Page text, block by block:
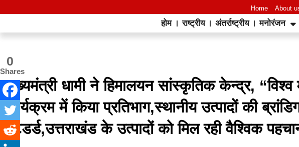
Home About
होम राष्ट्रीय अंतर्राष्ट्रीय मनोरंजन
मुख्यमंत्री धामी ने हिमालयन सांस्कृतिक केन्द्र,
कार्यक्रम में किया प्रतिभाग,स्थानीय उत्पादों की
स्टैडर्ड,उत्तराखंड के उत्पादों को मिल रही वैश्विक
0
Shares